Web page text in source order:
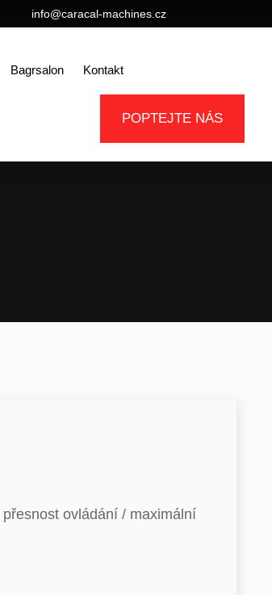
info@caracal-machines.cz
Bagrsalon Kontakt
POPTEJTE NÁS
přesnost ovládání / maximální